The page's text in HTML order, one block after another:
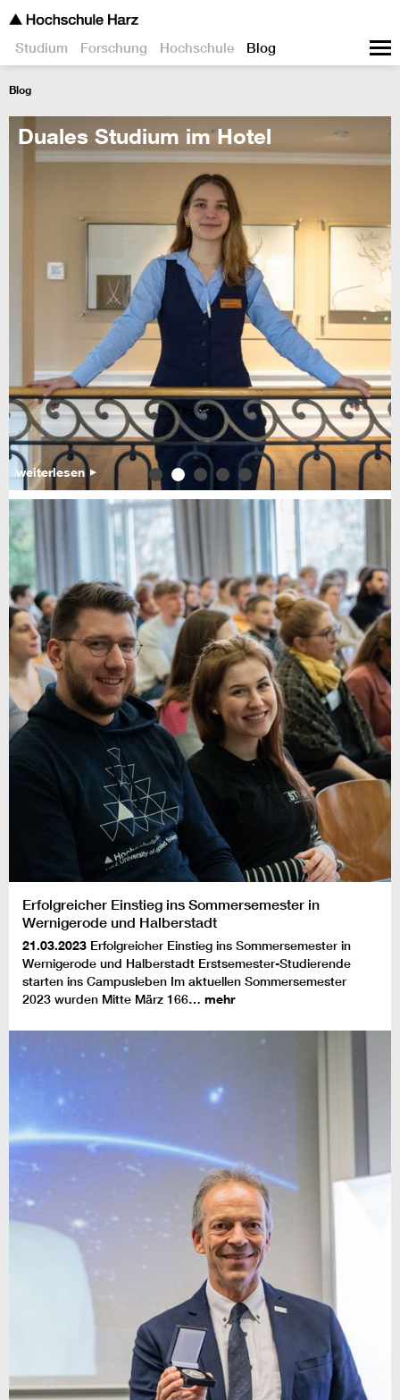
Studium Forschung Hochschule Blog
Blog
Duales Studium im Hotel
weiterlesen
Erfolgreicher Einstieg ins Sommersemester in
Wernigerode und Halberstadt
21.03.2023 Erfolgreicher Einstieg ins Sommersemester in
Wernigerode und Halberstadt Erstsemester-Studierende
starten ins Campusleben Im aktuellen Sommersemester
2023 wurden Mitte März 166… mehr